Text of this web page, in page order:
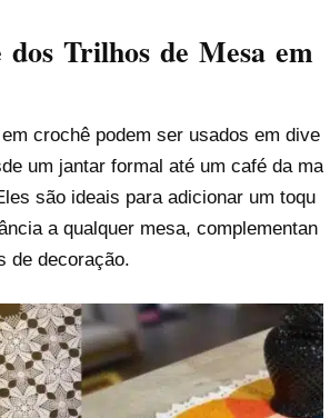
Trilhos de Mesa em
crochê podem ser usados em dive
um jantar formal até um café da ma
são ideais para adicionar um toqu
a qualquer mesa, complementan
de decoração.